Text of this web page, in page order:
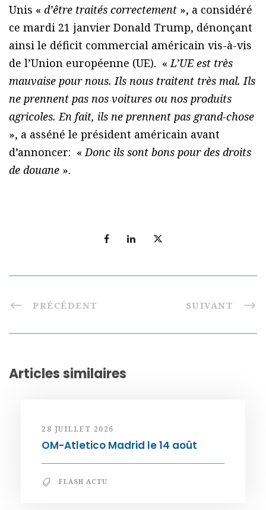
Unis « d’être traités correctement », a considéré
ce mardi 21 janvier Donald Trump, dénonçant
ainsi le déficit commercial américain vis-à-vis
de l’Union européenne (UE). « L’UE est très
mauvaise pour nous. Ils nous traitent très mal. Ils
ne prennent pas nos voitures ou nos produits
agricoles. En fait, ils ne prennent pas grand-chose
», a asséné le président américain avant
d’annoncer: «Donc ils sont bons pour des droits
de douane ».
PRÉCÉDENT SUIVANT
Articles similaires
28 JUILLET 2026
OM-Atletico Madrid le 14 août
FLASH ACTU